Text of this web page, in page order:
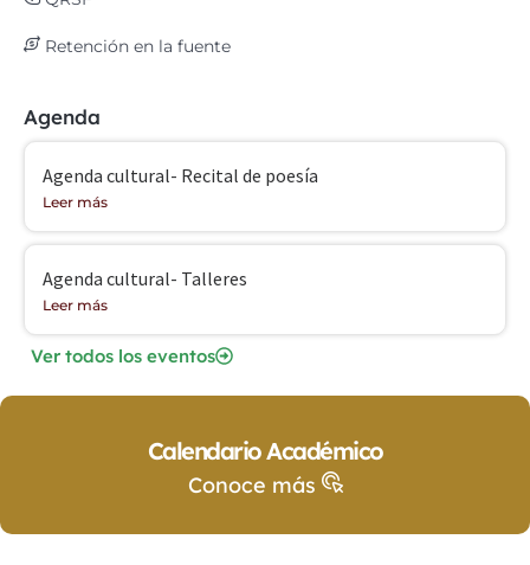
Retención en la fuente
Agenda
Agenda cultural- Recital de poesía
Leer más
Agenda cultural- Talleres
Leer más
Ver todos los eventos
Calendario Académico
Conoce más